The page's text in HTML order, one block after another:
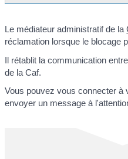
Le médiateur administratif de la
réclamation lorsque le blocage
Il rétablit la communication
de la Caf.
Vous pouvez vous connecter à
envoyer un message à